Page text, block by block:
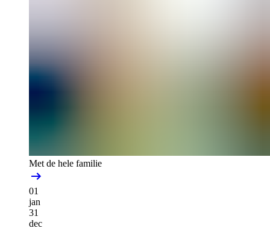
Met de hele familie
01
jan
31
dec